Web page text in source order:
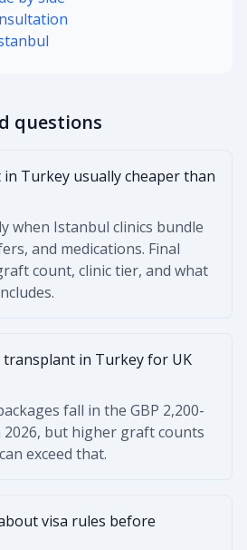
questions
Turkey usually cheaper than
when Istanbul clinics bundle
and medications. Final
count, clinic tier, and what
transplant in Turkey for UK
fall in the GBP 2,200-
2026, but higher graft counts
exceed that.
visa rules before